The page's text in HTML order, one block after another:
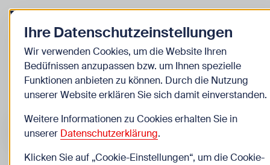
Zurück zur Startseite
Kinder
Veranstaltungen
Suche im Bereich “Kinder”
Suchen
Ihre Datenschutzeinstellungen
Wir verwenden Cookies, um die Website Ihren
Bedüfnissen anzupassen bzw. um Ihnen spezielle
Funktionen anbieten zu können. Durch die Nutzung
unserer Website erklären Sie sich damit einverstanden.
Weitere Informationen zu Cookies erhalten Sie in
unserer Datenschutzerklärung.
Klicken Sie auf „Cookie-Einstellungen“, um die Cookie-